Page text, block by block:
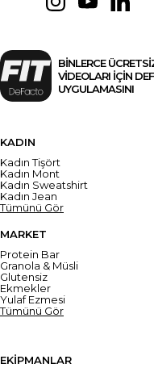
BİNLERCE
VİDEOLARI İÇİN
UYGULAMASINI
KADIN
Kadın Tişört
Kadın Mont
Kadın Sweatshirt
Kadın Jean
Tümünü Gör
MARKET
Protein Bar
Granola & Müsli
Glutensiz
Ekmekler
Yulaf Ezmesi
Tümünü Gör
EKİPMANLAR